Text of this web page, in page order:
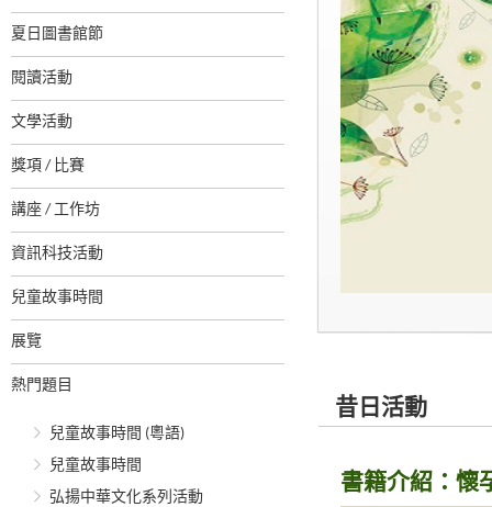
夏日圖書館節
閱讀活動
文學活動
獎項 / 比賽
講座 / 工作坊
資訊科技活動
兒童故事時間
展覽
熱門題目
兒童故事時間 (粵語)
兒童故事時間
弘揚中華文化系列活動
昔日活動
書籍介紹：懷